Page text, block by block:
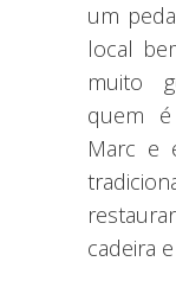
um
local
muito
quem
Marc e
cadeira